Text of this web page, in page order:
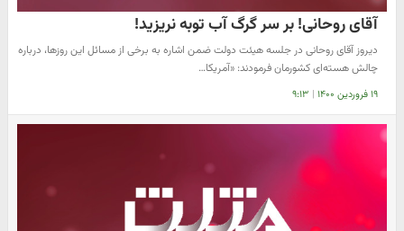
آقای روحانی! بر سر گرگ آب توبه نریزید!
دیروز آقای روحانی در جلسه هیئت دولت ضمن اشاره به برخی از مسائل این روزها، درباره
چالش هسته‌ای کشورمان فرمودند: «آمریکا…
۱۹ فروردین ۱۴۰۰ | ۹:۱۳